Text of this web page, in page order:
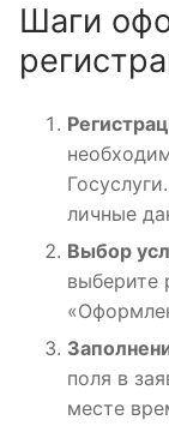
Шаги
личные
Выбор
выберите
поля в
месте